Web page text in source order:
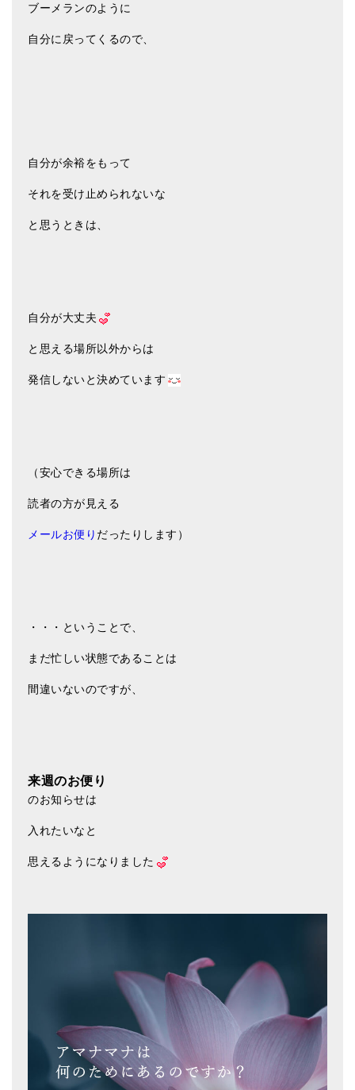
ブーメランのように
自分に戻ってくるので、
自分が余裕をもって
それを受け止められないな
と思うときは、
自分が大丈夫
と思える場所以外からは
発信しないと決めています
（安心できる場所は
読者の方が見える
メールお便り だったりします）
・・・ということで、
まだ忙しい状態であることは
間違いないのですが、
来週のお便り
のお知らせは
入れたいなと
思えるようになりました